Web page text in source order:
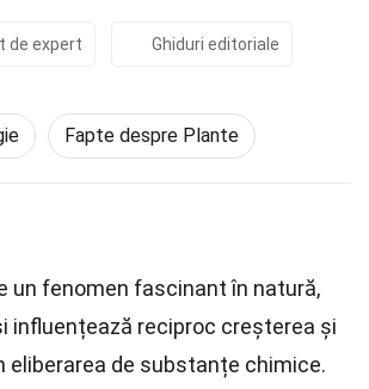
de expert Ghiduri editoriale
Fapte despre Plante
un fenomen fascinant în natură,
influențează reciproc creșterea și
eliberarea de substanțe chimice.